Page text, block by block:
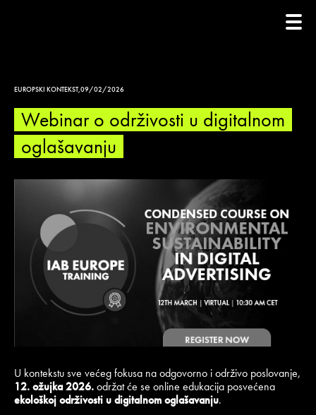
EUROPSKI KONTEKST,09/02/2026
Webinar o održivosti u digitalnom
oglašavanju
U kontekstu sve većeg fokusa na odgovorno i održivo poslovanje,
12. ožujka 2026.održat će se online edukacija posvećena
ekološkoj održivosti u digitalnom oglašavanju.